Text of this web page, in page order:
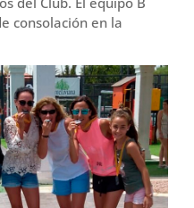
consolación en la